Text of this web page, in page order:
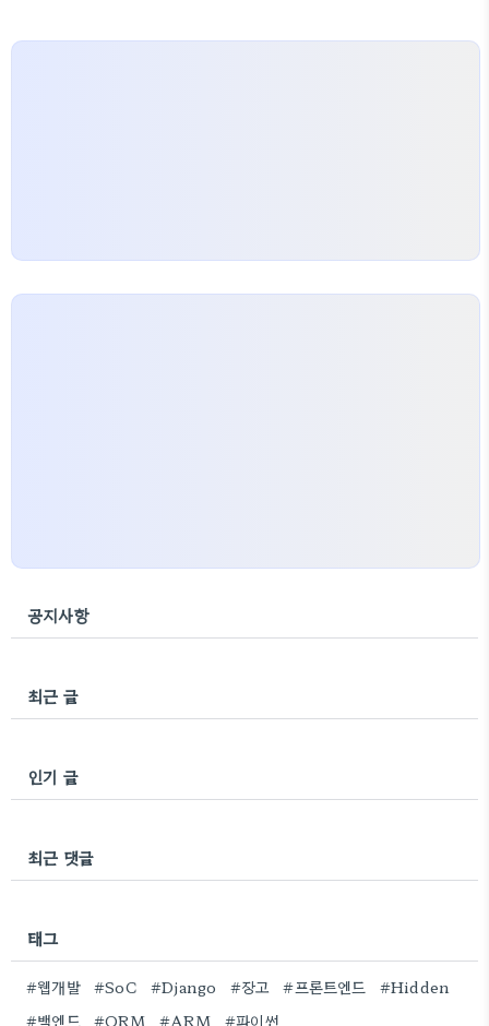
공지사항
최근 글
인기 글
최근 댓글
태그
#웹개발 #SoC #Django #장고 #프론트엔드
#Hidden
#백엔드
#ORM #ARM #파이썬